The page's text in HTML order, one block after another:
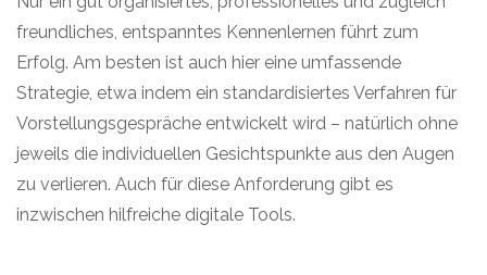
freundliches, entspanntes Kennenlernen führt zum
Erfolg. Am besten ist auch hier eine umfassende
Strategie, etwa indem ein standardisiertes Verfahren für
Vorstellungsgespräche entwickelt wird – natürlich ohne
jeweils die individuellen Gesichtspunkte aus den Augen
zu verlieren. Auch für diese Anforderung gibt es
inzwischen hilfreiche digitale Tools.